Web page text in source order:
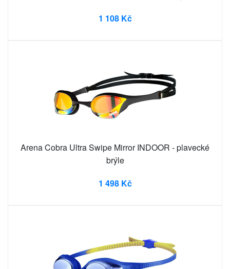
1 108 Kč
Arena Cobra Ultra Swipe Mirror INDOOR - plavecké
brýle
1 498 Kč